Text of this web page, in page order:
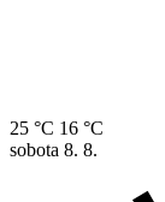
25 °C 16 °C
sobota 8. 8.